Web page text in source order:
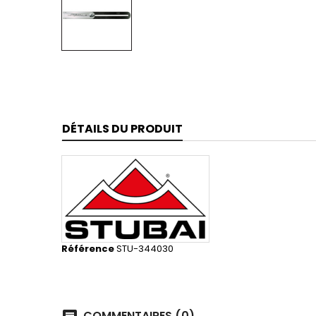
DÉTAILS DU PRODUIT
RéférenceSTU-344030